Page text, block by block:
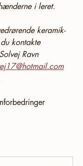
i leret.
keramik-
kontakte
Ravn